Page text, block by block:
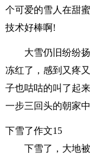
个可爱的雪人在甜
技术好棒啊!
大雪仍旧纷纷
冻红了，感到又疼
子也咕咕的叫了起
一步三回头的朝家
下雪了作文15
下雪了，大地